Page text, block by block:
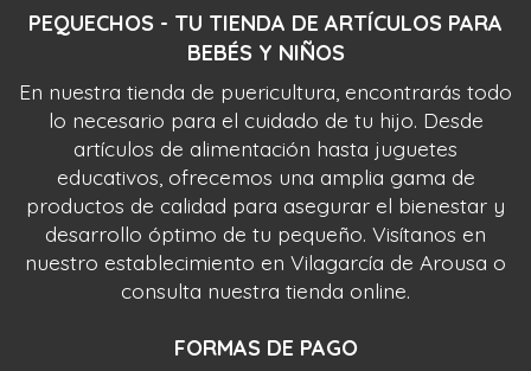
PEQUECHOS - TU TIENDA DE ARTÍCULOS PARA
BEBÉS Y NIÑOS
En nuestra tienda de puericultura, encontrarás todo
lo necesario para el cuidado de tu hijo. Desde
artículos de alimentación hasta juguetes
educativos, ofrecemos una amplia gama de
productos de calidad para asegurar el bienestar y
desarrollo óptimo de tu pequeño. Visítanos en
nuestro establecimiento en Vilagarcía de Arousa o
consulta nuestra tienda online.
FORMAS DE PAGO